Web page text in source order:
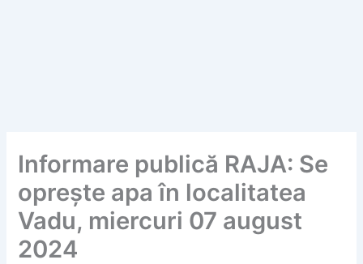
Informare publică RAJA: Se
oprește apa în localitatea
Vadu, miercuri 07 august
2024